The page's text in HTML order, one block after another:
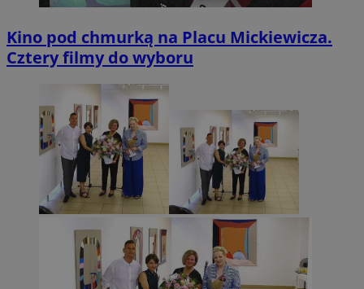
Kino pod chmurką na Placu Mickiewicza.
Cztery filmy do wyboru